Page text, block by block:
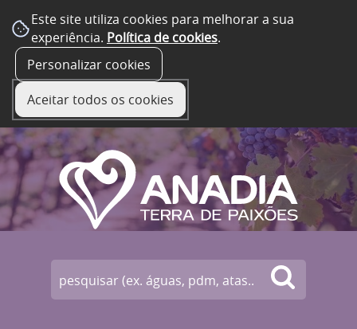
Este site utiliza cookies para melhorar a sua
experiência. Política de cookies.
Personalizar cookies
Aceitar todos os cookies